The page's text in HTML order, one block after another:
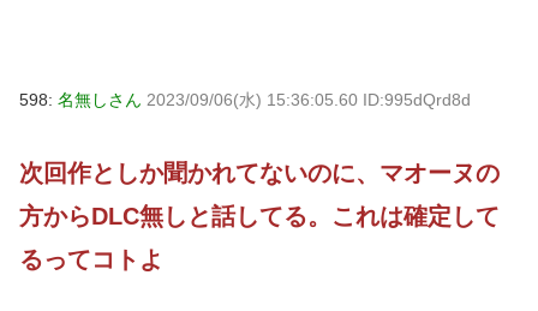
598: 名無しさん 2023/09/06(水) 15:36:05.60 ID:995dQrd8d
次回作としか聞かれてないのに、マオーヌの
方からDLC無しと話してる。これは確定して
るってコトよ